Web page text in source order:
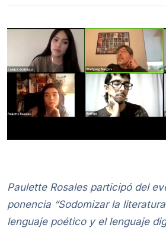
Paulette Rosales participó del
ponencia “Sodomizar la
lenguaje poético y el lenguaje